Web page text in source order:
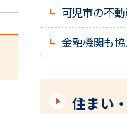
可児市の不
金融機関も
住まい